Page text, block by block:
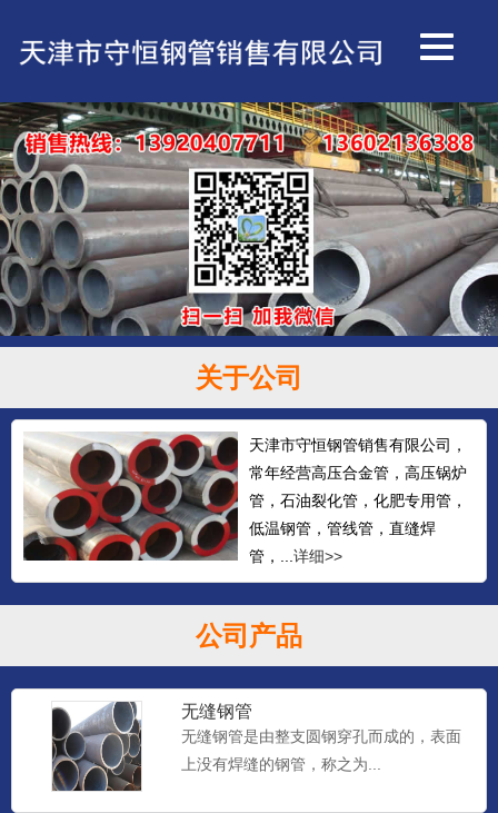
关于公司
天津市守恒钢管销售有限公司，
常年经营高压合金管，高压锅炉
管，石油裂化管，化肥专用管，
低温钢管，管线管，直缝焊
管，...详细>>
公司产品
无缝钢管
无缝钢管是由整支圆钢穿孔而成的，表面
上没有焊缝的钢管，称之为...